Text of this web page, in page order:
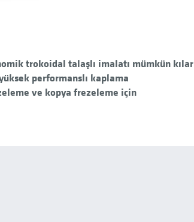
trokoidal talaşlı imalatı mümkün kılar
performanslı kaplama
ve kopya frezeleme için